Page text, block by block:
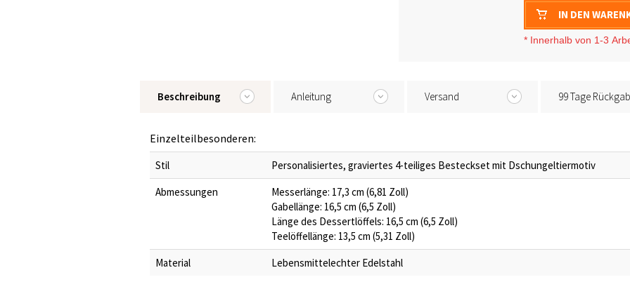
IN DEN
* Innerhalb von 1-3
Beschreibung Anleitung Versand 99 Tage
Einzelteilbesonderen:
Stil
Personalisiertes, graviertes 4-teiliges Besteckset mit Dschungeltiermotiv
Abmessungen
Messerlänge: 17,3 cm (6,81 Zoll)
Gabellänge: 16,5 cm (6,5 Zoll)
Länge des Dessertlöffels: 16,5 cm (6,5 Zoll)
Teelöffellänge: 13,5 cm (5,31 Zoll)
Material
Lebensmittelechter Edelstahl